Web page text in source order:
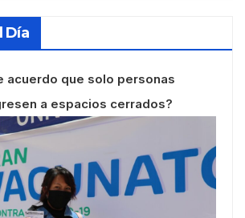
Día
acuerdo que solo personas
a espacios cerrados?